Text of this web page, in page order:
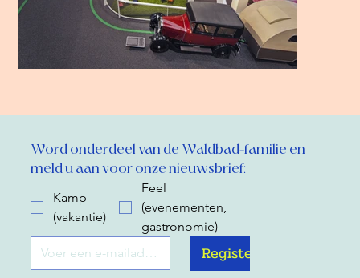
Word onderdeel van de Waldbad-familie en
meld u aan voor onze nieuwsbrief:
Kamp
(vakantie)
Feel
(evenementen,
gastronomie)
Register